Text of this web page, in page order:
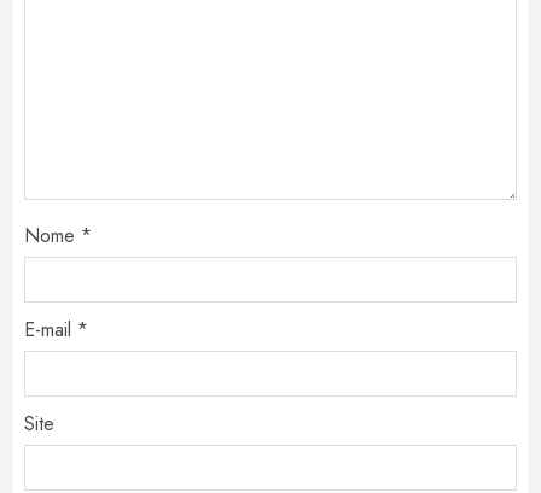
Nome *
E-mail *
Site